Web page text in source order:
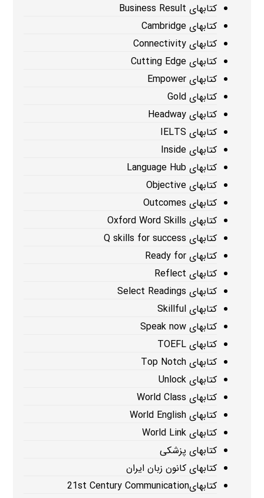
کتابهای Business Result
کتابهای Cambridge
کتابهای Connectivity
کتابهای Cutting Edge
کتابهای Empower
کتابهای Gold
کتابهای Headway
کتابهای IELTS
کتابهای Inside
کتابهای Language Hub
کتابهای Objective
کتابهای Outcomes
کتابهای Oxford Word Skills
کتابهای Q skills for success
کتابهای Ready for
کتابهای Reflect
کتابهای Select Readings
کتابهای Skillful
کتابهای Speak now
کتابهای TOEFL
کتابهای Top Notch
کتابهای Unlock
کتابهای World Class
کتابهای World English
کتابهای World Link
کتابهای پزشکی
کتابهای کانون زبان ایران
کتابهای21st Century Communication